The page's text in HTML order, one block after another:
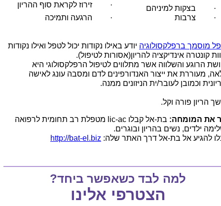
·
בצקות למיניהם ·
זירוז לקראת סוף ההריון
·
צרבות · הרגעה ותמיכה
מוסמך ברפלקסולוגיה יודע באילו נקודות יכול לטפל ואילו נקודות
קונטרה אינדיקציה להריון(אסורות לטיפול).
הרוגע והשלווה אשר מתלווים לטיפול הרפלקסולוגי היא
מעוררת את ייצור האנדורפינים לדם ומסבה עונג לאישה
וכמובן לעובר/ית הניזונים ממנה.
הריון פורה וקל.
את המומחה: בת-אל קבלו lic-ac מטפלת רב תחומית לרפואה
ילדים, נשים בהריון ובוגרים.
להגיע אל בת-אל דרך האתר שלה: http://bat-el.biz
למה לבד כשאפשר ביחד?
הצטרפי אלינו